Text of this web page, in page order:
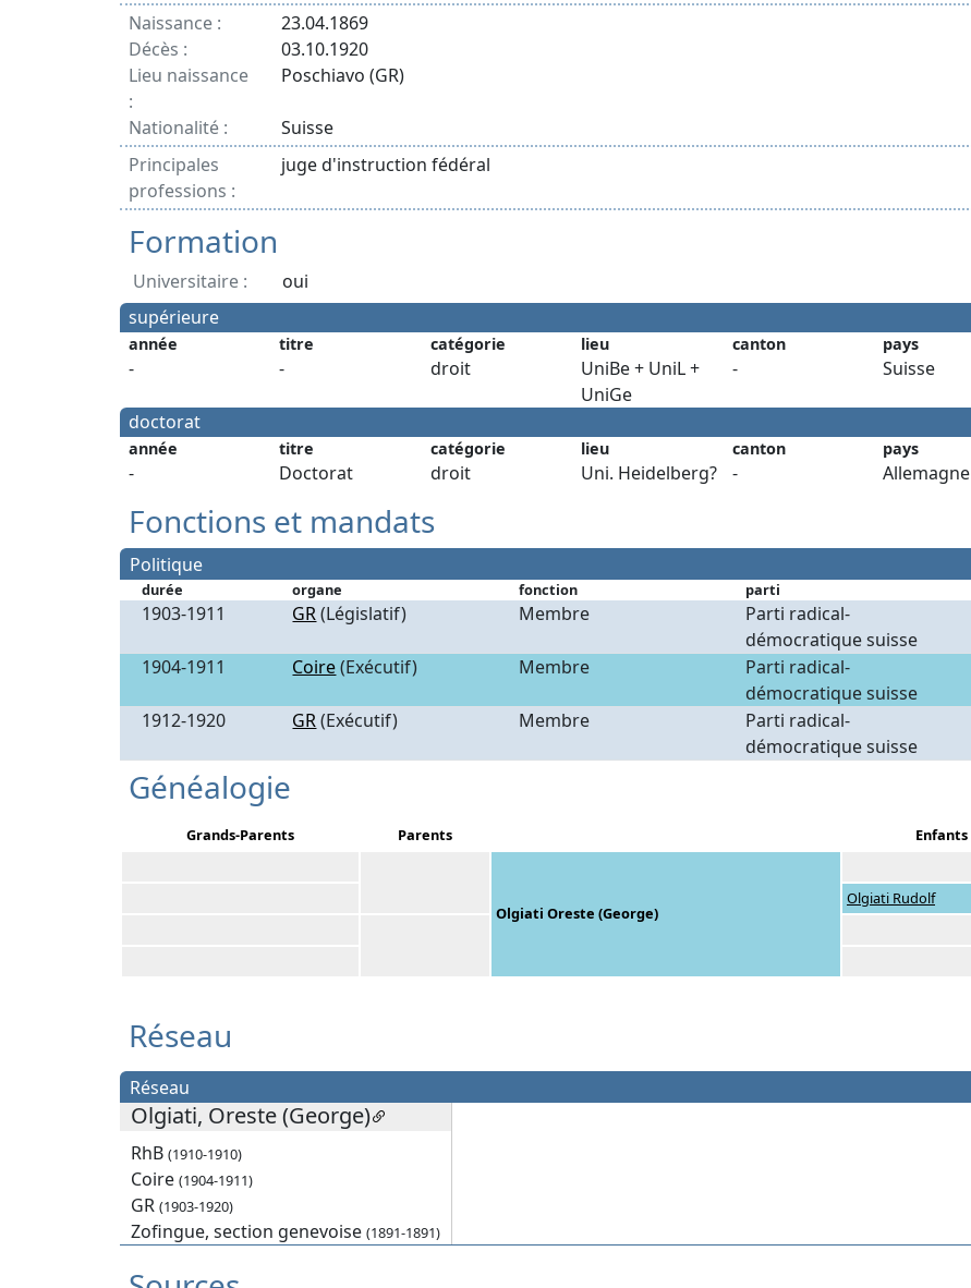
Naissance :
23.04.1869
Décès :
03.10.1920
Lieu naissance
:
Poschiavo (GR)
Nationalité :
Suisse
Principales
professions :
juge d'instruction fédéral
Formation
Universitaire :
oui
supérieure
année titre catégorie lieu canton pays
- - droit
UniBe + UniL +
UniGe
- Suisse
doctorat
année titre catégorie lieu canton pays
- Doctorat droit Uni. Heidelberg? - Allemagne
Fonctions et mandats
Politique
durée organe fonction parti
1903-1911 GR(Législatif) Membre
Parti radical-
démocratique suisse
1904-1911
Coire(Exécutif) Membre
Parti radical-
démocratique suisse
1912-1920
GR(Exécutif) Membre
Parti radical-
démocratique suisse
Généalogie
Grands-Parents Parents Enfants
Olgiati Oreste (George)
Olgiati Rudolf
Réseau
Réseau
Olgiati, Oreste (George)
RhB (1910-1910)
Coire (1904-1911)
GR (1903-1920)
Zofingue, section genevoise (1891-1891)